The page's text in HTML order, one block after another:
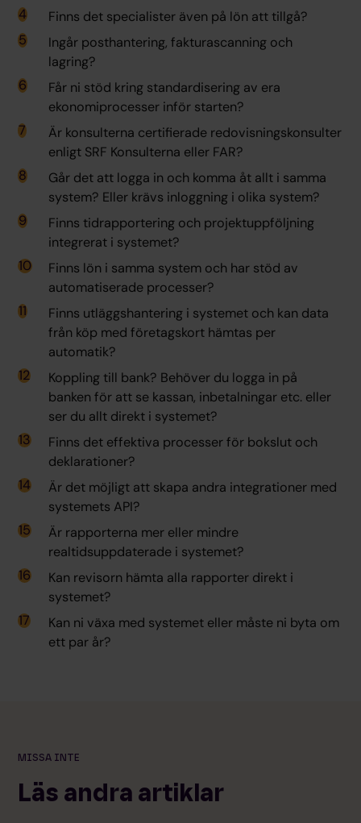
Finns det specialister även på lön att tillgå?
Ingår posthantering, fakturascanning och
lagring?
Får ni stöd kring standardisering av era
ekonomiprocesser inför starten?
Är konsulterna certifierade redovisningskonsulter
enligt SRF Konsulterna eller FAR?
Går det att logga in och komma åt allt i samma
system? Eller krävs inloggning i olika system?
Finns tidrapportering och projektuppföljning
integrerat i systemet?
Finns lön i samma system och har stöd av
automatiserade processer?
Finns utläggshantering i systemet och kan data
från köp med företagskort hämtas per
automatik?
Koppling till bank? Behöver du logga in på
banken för att se kassan, inbetalningar etc. eller
ser du allt direkt i systemet?
Finns det effektiva processer för bokslut och
deklarationer?
Är det möjligt att skapa andra integrationer med
systemets API?
Är rapporterna mer eller mindre
realtidsuppdaterade i systemet?
Kan revisorn hämta alla rapporter direkt i
systemet?
Kan ni växa med systemet eller måste ni byta om
ett par år?
MISSA INTE
Läs andra artiklar